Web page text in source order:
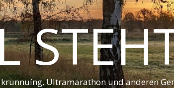
Ultramarathon und anderen